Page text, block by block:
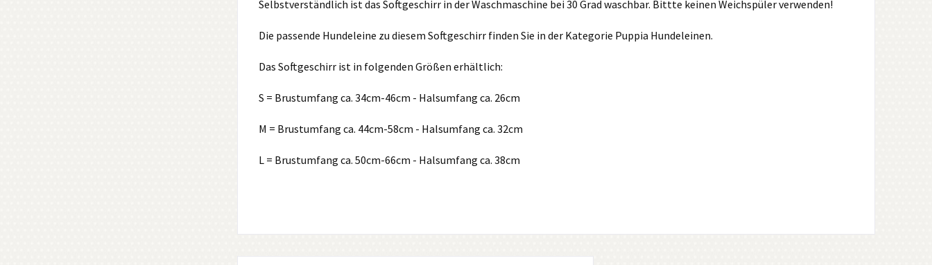
Selbstverständlich ist das Softgeschirr in der Waschmaschine bei 30 Grad waschbar. Bittte keinen Weichspüler verwenden!
Die passende Hundeleine zu diesem Softgeschirr finden Sie in der Kategorie Puppia Hundeleinen.
Das Softgeschirr ist in folgenden Größen erhältlich:
S = Brustumfang ca. 34cm-46cm - Halsumfang ca. 26cm
M = Brustumfang ca. 44cm-58cm - Halsumfang ca. 32cm
L = Brustumfang ca. 50cm-66cm - Halsumfang ca. 38cm